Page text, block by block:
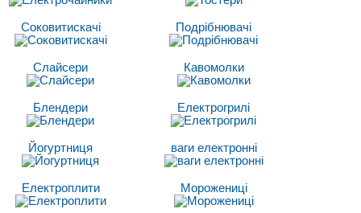
Соковитискачі Подрібнювачі
Слайсери Кавомолки
Блендери Електрогрилі
Йогуртниця ваги електронні
Електроплити Морожениці